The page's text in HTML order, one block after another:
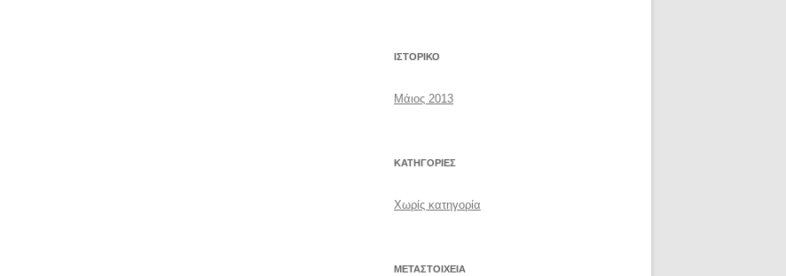
ΙΣΤΟΡΙΚΌ
Μάιος 2013
KΑΤΗΓΟΡΊΕΣ
Χωρίς κατηγορία
ΜΕΤΑΣΤΟΙΧΕΊΑ